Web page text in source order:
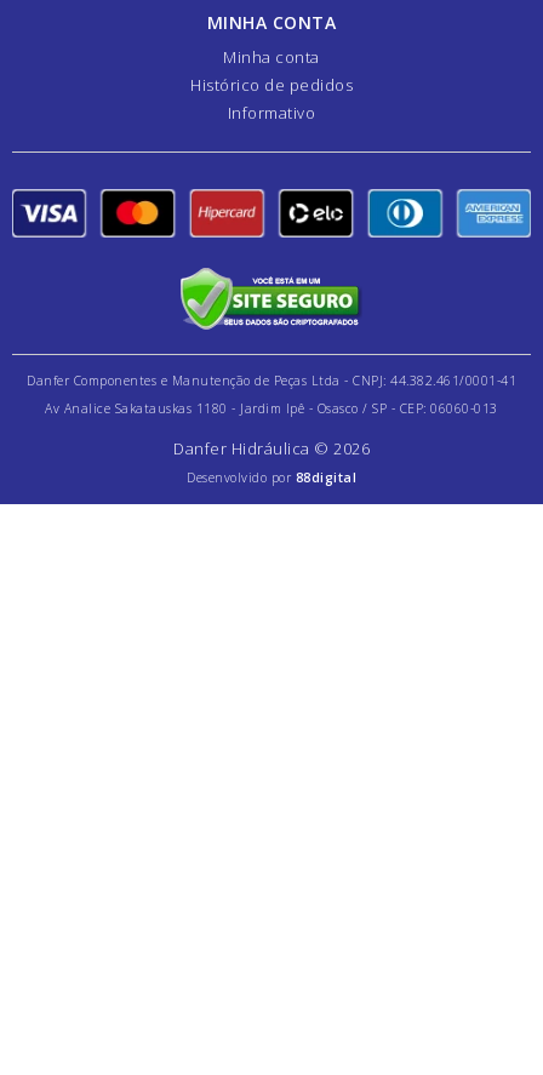
MINHA CONTA
Minha conta
Histórico de pedidos
Informativo
Danfer Componentes e Manutenção de Peças Ltda - CNPJ: 44.382.461/0001-41
Av Analice Sakatauskas 1180 - Jardim Ipê - Osasco / SP - CEP: 06060-013
Danfer Hidráulica © 2026
Desenvolvido por 88digital